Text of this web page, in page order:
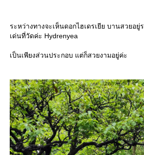
ระหว่างทางจะเห็นดอกไฮเดรเยีย บานสวยอ
เด่นที่วัดค่ะ Hydrenyea
เป็นเพียงส่วนประกอบ แต่ก็สวยงามอยู่ค่ะ